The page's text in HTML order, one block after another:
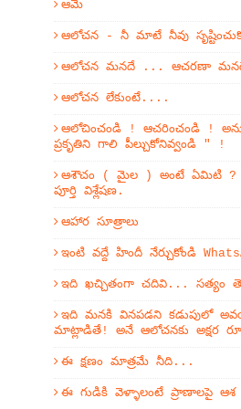
ఆమె
ఆలోచన - నీ మాటే నీవు
ఆలోచన మనదే ... ఆచరణా
ఆలోచన లేకుంటే....
ఆలోచించండి ! ఆచరించండి !
ప్రకృతిని గాలి పీల్చుకోనివ్వండి " !
ఆశౌచం ( మైల ) అంటే ఏమిటి ?
పూర్తి విశ్లేషణ.
ఆహార సూత్రాలు
ఇంటి వద్దే హిందీ నేర్చుకోండి
ఇది ఖచ్చితంగా చదివి... సత్యం
ఇది మనకి వినపడని కడుపులో
మాట్లాడితే! అనే ఆలోచనకు అక్షర
ఈ క్షణం మాత్రమే నీది...
ఈ గుడికి వెళ్ళాలంటే ప్రాణాలపై ఆశ